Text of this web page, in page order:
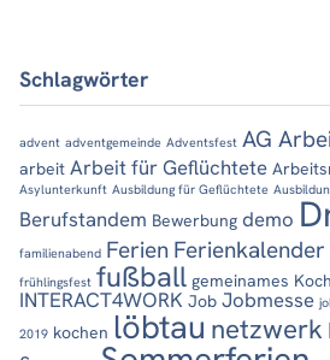
Schlagwörter
advent adventgemeinde Adventsfest AG
arbeit Arbeit für Geflüchtete
Asylunterkunft Ausbildung für Geflüchtete
Berufstandem Bewerbung demo
familienabend Ferien Ferienkalender
frühlingsfest fußball gemeinames
INTERACT4WORK Job Jobmesse
2019 kochen löbtau netzwerk